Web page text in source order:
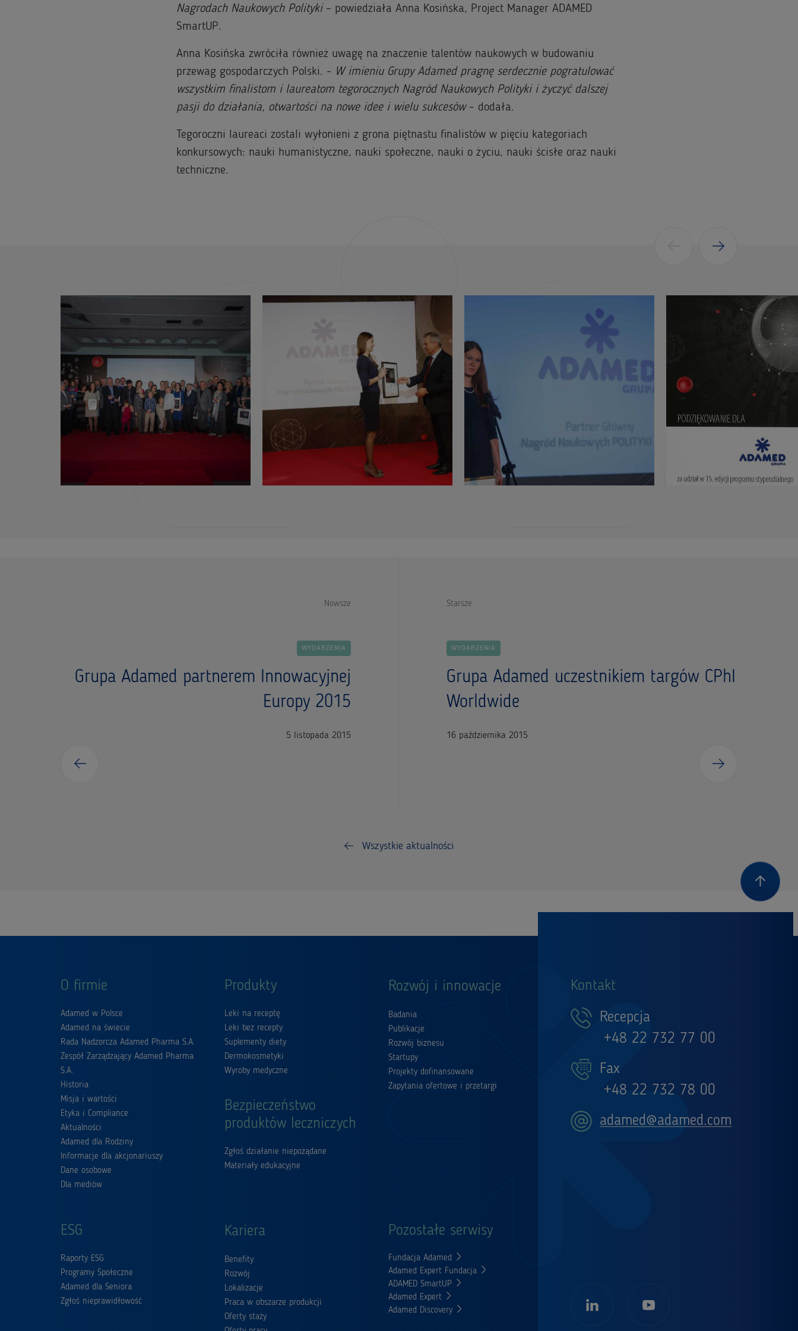
Nagrodach Naukowych Polityki – powiedziała Anna Kosińska, Project Manager ADAMED
SmartUP.
Anna Kosińska zwróciła również uwagę na znaczenie talentów naukowych w budowaniu
przewag gospodarczych Polski. - W imieniu Grupy Adamed pragnę serdecznie pogratulować
wszystkim finalistom i laureatom tegorocznych Nagród Naukowych Polityki i życzyć dalszej
pasji do działania, otwartości na nowe idee i wielu sukcesów– dodała.
Tegoroczni laureaci zostali wyłonieni z grona piętnastu finalistów w pięciu kategoriach
konkursowych: nauki humanistyczne, nauki społeczne, nauki o życiu, nauki ścisłe oraz nauki
techniczne.
Nowsze
WYDARZENIA
Grupa Adamed partnerem Innowacyjnej
Europy 2015
5 listopada 2015
Starsze
WYDARZENIA
Grupa Adamed uczestnikiem targów CPhI
Worldwide
16 października 2015
Wszystkie aktualności
O firmie
Adamed w Polsce
Adamed na świecie
Rada Nadzorcza Adamed Pharma S.A.
Zespół Zarządzający Adamed Pharma
S.A.
Historia
Misja i wartości
Etyka i Compliance
Aktualności
Adamed dla Rodziny
Informacje dla akcjonariuszy
Dane osobowe
Dla mediów
Produkty
Leki na receptę
Leki bez recepty
Suplementy diety
Dermokosmetyki
Wyroby medyczne
Bezpieczeństwo
produktów leczniczych
Zgłoś działanie niepożądane
Materiały edukacyjne
Rozwój i innowacje
Badania
Publikacje
Rozwój biznesu
Startupy
Projekty dofinansowane
Zapytania ofertowe i przetargi
ESG
Raporty ESG
Programy Społeczne
Adamed dla Seniora
Zgłoś nieprawidłowość
Kariera
Benefity
Rozwój
Lokalizacje
Praca w obszarze produkcji
Oferty staży
Pozostałe serwisy
Fundacja Adamed
Adamed Expert Fundacja
ADAMED SmartUP
Adamed Expert
Adamed Discovery
Kontakt
Recepcja
+48 22 732 77 00
Fax
+48 22 732 78 00
adamed@adamed.com